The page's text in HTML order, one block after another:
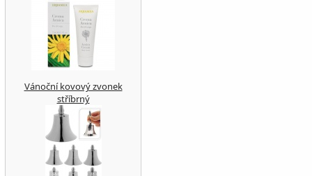
Vánoční kovový zvonek
stříbrný